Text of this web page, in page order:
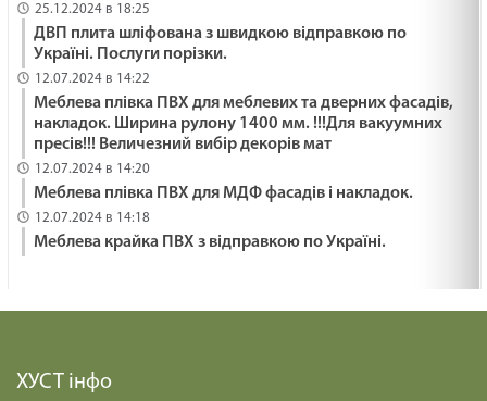
25.12.2024 в 18:25
ДВП плита шліфована з швидкою відправкою по
Україні. Послуги порізки.
12.07.2024 в 14:22
Меблева плівка ПВХ для меблевих та дверних фасадів,
накладок. Ширина рулону 1400 мм. !!!Для вакуумних
пресів!!! Величезний вибір декорів мат
12.07.2024 в 14:20
Меблева плівка ПВХ для МДФ фасадів і накладок.
12.07.2024 в 14:18
Меблева крайка ПВХ з відправкою по Україні.
ХУСТ інфо